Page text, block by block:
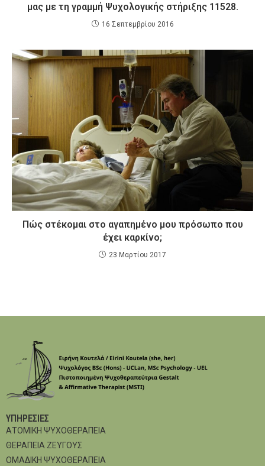
μας με τη γραμμή Ψυχολογικής στήριξης 11528.
16 Σεπτεμβρίου 2016
Πώς στέκομαι στο αγαπημένο μου πρόσωπο που
έχει καρκίνο;
23 Μαρτίου 2017
ΥΠΗΡΕΣΊΕΣ
ΑΤΟΜΙΚΗ ΨΥΧΟΘΕΡΑΠΕΙΑ
ΘΕΡΑΠΕΙΑ ΖΕΥΓΟΥΣ
ΟΜΑΔΙΚΗ ΨΥΧΟΘΕΡΑΠΕΙΑ